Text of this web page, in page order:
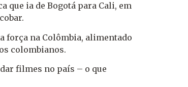
que ia de Bogotá para Cali, em
força na Colômbia, alimentado
colombianos.
filmes no país – o que